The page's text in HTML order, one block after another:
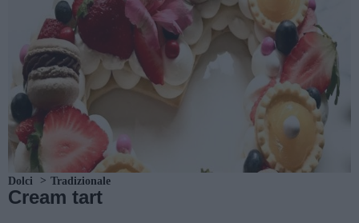
Dolci Tradizionale
Cream tart